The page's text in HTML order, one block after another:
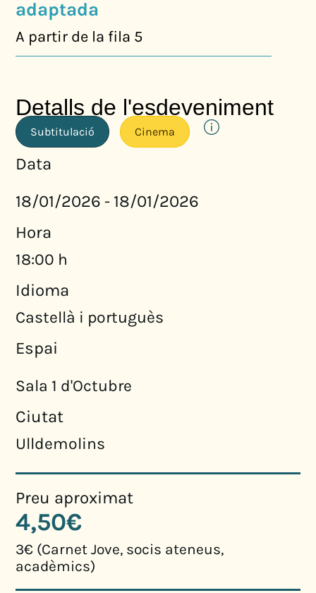
adaptada
A partir de la fila 5
Detalls de l'esdeveniment
Subtitulació Cinema
Data
18/01/2026 - 18/01/2026
Hora
18:00 h
Idioma
Castellà i portuguès
Espai
Sala 1 d'Octubre
Ciutat
Ulldemolins
Preu aproximat
4,50€
3€ (Carnet Jove, socis ateneus,
acadèmics)